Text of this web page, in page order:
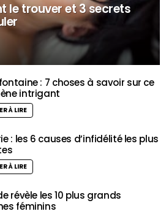
le trouver et 3 secrets
: 7 choses à savoir sur ce
intrigant
À LIRE
: les 6 causes d’infidélité les plus
À LIRE
révèle les 10 plus grands
féminins